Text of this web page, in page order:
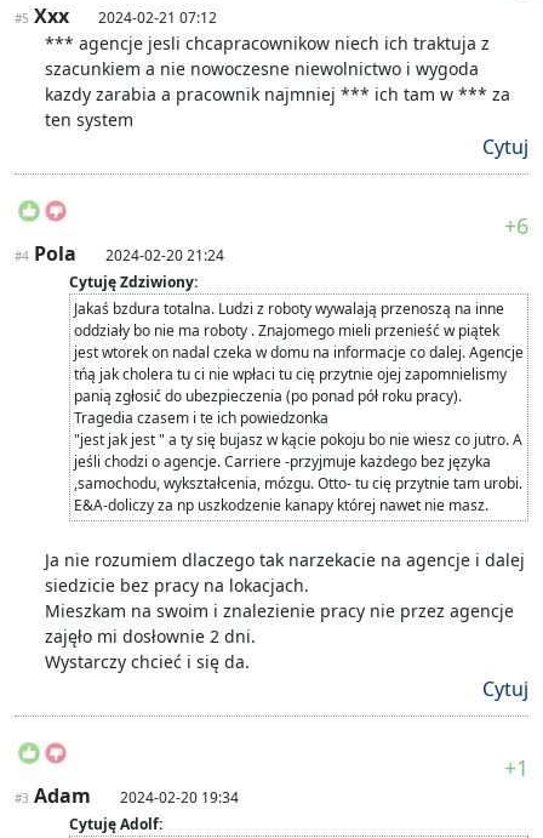
#5 Xxx 2024-02-21 07:12
*** agencje jesli chcapracownikow niech ich traktuja z
szacunkiem a nie nowoczesne niewolnictwo i wygoda
kazdy zarabia a pracownik najmniej *** ich tam w *** za
ten system
Cytuj
+6
#4 Pola
2024-02-20 21:24
Cytuję Zdziwiony:
Jakaś bzdura totalna. Ludzi z roboty wywalają przenoszą na inne
oddziały bo nie ma roboty . Znajomego mieli przenieść w piątek
jest wtorek on nadal czeka w domu na informacje co dalej. Agencje
tńą jak cholera tu ci nie wpłaci tu cię przytnie ojej zapomnielismy
panią zgłosić do ubezpieczenia (po ponad pół roku pracy).
Tragedia czasem i te ich powiedzonka
"jest jak jest " a ty się bujasz w kącie pokoju bo nie wiesz co jutro. A
jeśli chodzi o agencje. Carriere -przyjmuje każdego bez języka
,samochodu, wykształcenia, mózgu. Otto- tu cię przytnie tam urobi.
E&A-doliczy za np uszkodzenie kanapy której nawet nie masz.
Ja nie rozumiem dlaczego tak narzekacie na agencje i dalej
siedzicie bez pracy na lokacjach.
Mieszkam na swoim i znalezienie pracy nie przez agencje
zajęło mi dosłownie 2 dni.
Wystarczy chcieć i się da.
Cytuj
+1
#3 Adam
2024-02-20 19:34
Cytuję Adolf: